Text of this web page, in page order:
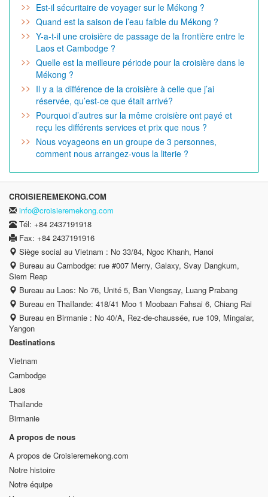
Est-il sécuritaire de voyager sur le Mékong ?
Quand est la saison de l’eau faible du Mékong ?
Y-a-t-il une croisière de passage de la frontière entre le
Laos et Cambodge ?
Quelle est la meilleure période pour la croisière dans le
Mékong ?
Il y a la différence de la croisière à celle que j’ai
réservée, qu’est-ce que était arrivé?
Pourquoi d’autres sur la même croisière ont payé et
reçu les différents services et prix que nous ?
Nous voyageons en un groupe de 3 personnes,
comment nous arrangez-vous la literie ?
CROISIEREMEKONG.COM
info@croisieremekong.com
Tél: +84 2437191918
Fax: +84 2437191916
Siège social au Vietnam : No 33/84, Ngoc Khanh, Hanoi
Bureau au Cambodge: rue #007 Merry, Galaxy, Svay Dangkum,
Siem Reap
Bureau au Laos: No 76, Unité 5, Ban Viengsay, Luang Prabang
Bureau en Thaïlande: 418/41 Moo 1 Moobaan Fahsai 6, Chiang Rai
Bureau en Birmanie : No 40/A, Rez-de-chaussée, rue 109, Mingalar,
Yangon
Destinations
Vietnam
Cambodge
Laos
Thailande
Birmanie
A propos de nous
A propos de Croisieremekong.com
Notre histoire
Notre équipe